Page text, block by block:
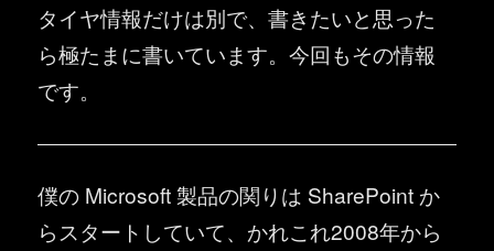
タイヤ情報だけは別で、書きたいと思った
ら極たまに書いています。今回もその情報
です。
僕の Microsoft 製品の関りは SharePoint か
らスタートしていて、かれこれ2008年から